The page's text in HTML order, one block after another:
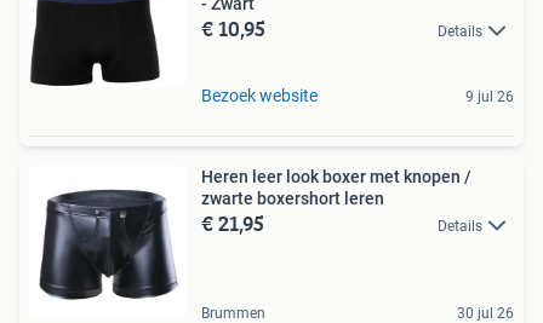
€ 10,95 Details
Bezoek website 9 jul 26
Heren leer look boxer met knopen /
zwarte boxershort leren
€ 21,95 Details
Brummen 30 jul 26